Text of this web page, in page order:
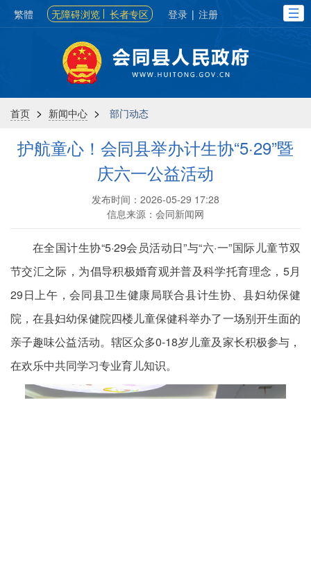
繁體 无障碍浏览 长者专区 登录 | 注册
首页 > 新闻中心 > 部门动态
护航童心！会同县举办计生协“5·29”暨
庆六一公益活动
发布时间：2026-05-29 17:28
信息来源：会同新闻网
在全国计生协“5·29会员活动日”与“六·一”国际儿童节双
节交汇之际，为倡导积极婚育观并普及科学托育理念，5月
29日上午，会同县卫生健康局联合县计生协、县妇幼保健
院，在县妇幼保健院四楼儿童保健科举办了一场别开生面的
亲子趣味公益活动。辖区众多0-18岁儿童及家长积极参与，
在欢乐中共同学习专业育儿知识。